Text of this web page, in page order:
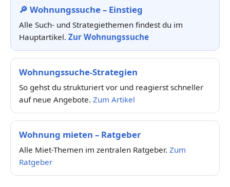
🔎 Wohnungssuche – Einstieg
Alle Such- und Strategiethemen findest du im
Hauptartikel. Zur Wohnungssuche
Wohnungssuche-Strategien
So gehst du strukturiert vor und reagierst schneller
auf neue Angebote. Zum Artikel
Wohnung mieten – Ratgeber
Alle Miet-Themen im zentralen Ratgeber. Zum
Ratgeber